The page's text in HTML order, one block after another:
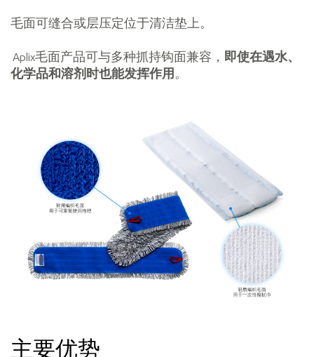
毛面可缝合或层压定位于清洁垫上。
Aplix毛面产品可与多种抓持钩面兼容， 即使在遇水、
化学品和溶剂时也能发挥作用。